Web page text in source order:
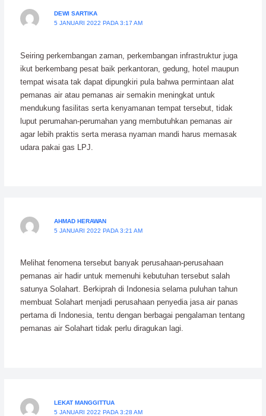
DEWI SARTIKA
5 JANUARI 2022 PADA 3:17 AM
Seiring perkembangan zaman, perkembangan infrastruktur juga
ikut berkembang pesat baik perkantoran, gedung, hotel maupun
tempat wisata tak dapat dipungkiri pula bahwa permintaan alat
pemanas air atau pemanas air semakin meningkat untuk
mendukung fasilitas serta kenyamanan tempat tersebut, tidak
luput perumahan-perumahan yang membutuhkan pemanas air
agar lebih praktis serta merasa nyaman mandi harus memasak
udara pakai gas LPJ.
AHMAD HERAWAN
5 JANUARI 2022 PADA 3:21 AM
Melihat fenomena tersebut banyak perusahaan-perusahaan
pemanas air hadir untuk memenuhi kebutuhan tersebut salah
satunya Solahart. Berkiprah di Indonesia selama puluhan tahun
membuat Solahart menjadi perusahaan penyedia jasa air panas
pertama di Indonesia, tentu dengan berbagai pengalaman tentang
pemanas air Solahart tidak perlu diragukan lagi.
LEKAT MANGGITTUA
5 JANUARI 2022 PADA 3:28 AM